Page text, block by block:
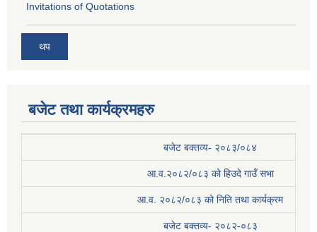
Invitations of Quotations
थप
बजेट तथा कार्यक्रमहरु
बजेट बक्तव्य- २०८३/०८४
आ.व.२०८२/०८३ को हिउदे गाउँ सभा
आ.व. २०८२/०८३ को निति तथा कार्यक्रम
बजेट बक्तव्य- २०८२-०८३